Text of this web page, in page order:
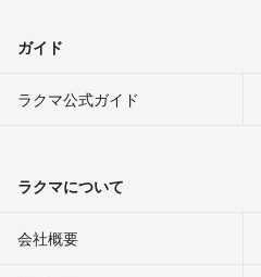
ガイド
ラクマ公式ガイド
ラクマについて
会社概要